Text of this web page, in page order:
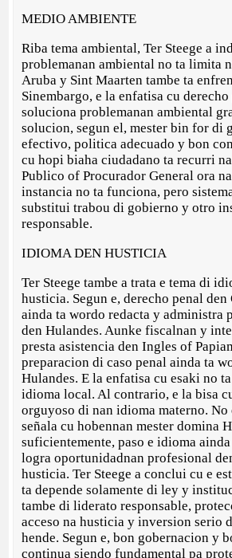
MEDIO AMBIENTE
Riba tema ambiental, Ter Steege a
problemanan ambiental no ta limita
Aruba y Sint Maarten tambe ta
Sinembargo, e la enfatisa cu
soluciona problemanan ambiental
solucion, segun el, mester bin for di
efectivo, politica adecuado y bon
cu hopi biaha ciudadano ta recurri
Publico of Procurador General ora
instancia no ta funciona, pero
substitui trabou di gobierno y otro
responsable.
IDIOMA DEN HUSTICIA
Ter Steege tambe a trata e tema di
husticia. Segun e, derecho penal
ainda ta wordo redacta y administra
den Hulandes. Aunke fiscalnan y
presta asistencia den Ingles of
preparacion di caso penal ainda ta
Hulandes. E la enfatisa cu esaki no
idioma local. Al contrario, e la bisa
orguyoso di nan idioma materno. No
señala cu hobennan mester domina
suficientemente, paso e idioma
logra oportunidadnan profesional
husticia. Ter Steege a conclui cu e
ta depende solamente di ley y
tambe di liderato responsable,
acceso na husticia y inversion serio
hende. Segun e, bon gobernacion y
continua siendo fundamental pa